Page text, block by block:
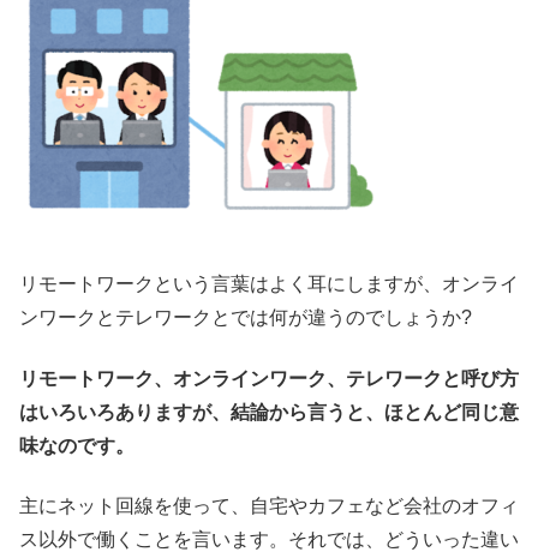
リモートワークという言葉はよく耳にしますが、オンライ
ンワークとテレワークとでは何が違うのでしょうか?
リモートワーク、オンラインワーク、テレワークと呼び方
はいろいろありますが、結論から言うと、ほとんど同じ意
味なのです。
主にネット回線を使って、自宅やカフェなど会社のオフィ
ス以外で働くことを言います。それでは、どういった違い